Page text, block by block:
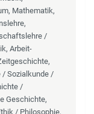
Mathematik,
/
Arbeit-
/ Sozialkunde /
/
Geschichte,
/ Philosophie,